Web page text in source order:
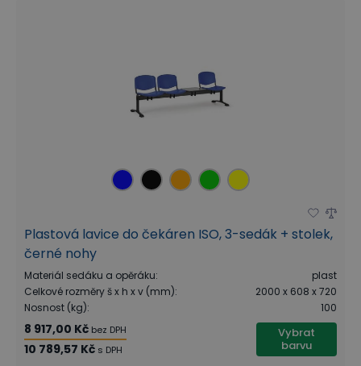
Plastová lavice do čekáren ISO, 3-sedák + stolek,
černé nohy
Materiál sedáku a opěráku:
plast
Celkové rozměry š x h x v (mm):
2000 x 608 x 720
Nosnost (kg): 100
8 917,00 Kč bez DPH
10 789,57 Kč s DPH
Vybrat
barvu